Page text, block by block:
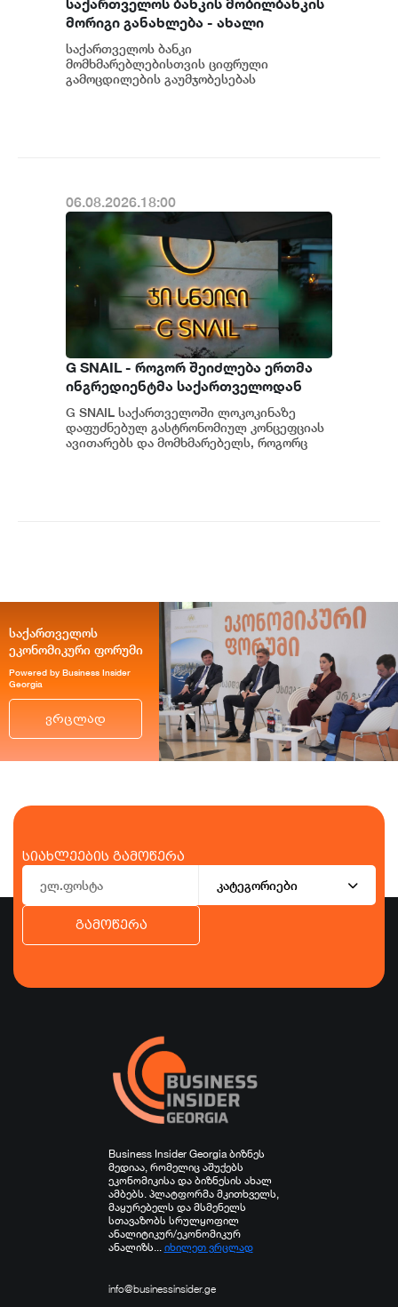
საქართველოს ბანკის მობილბანკის
მორიგი განახლება - ახალი
შესაძლებლობები
მომხმარებლებისთვის
საქართველოს ბანკი
მომხმარებლებისთვის ციფრული
გამოცდილების გაუმჯობესებას
06.08.2026.18:00
G SNAIL - როგორ შეიძლება ერთმა
ინგრედიენტმა საქართველოდან
საერთაშორისო კულინარიულ
კონცეფციას ჩაუყაროს საფუძველი
G SNAIL საქართველოში ლოკოკინაზე
დაფუძნებულ გასტრონომიულ კონცეფციას
ავითარებს და მომხმარებელს, როგორც
საქართველოს
ეკონომიკური ფორუმი
Powered by Business Insider
Georgia
ვრცლად
სიახლეების გამოწერა
კატეგორიები
გამოწერა
Business Insider Georgia ბიზნეს
მედიაა, რომელიც აშუქებს
ეკონომიკისა და ბიზნესის ახალ
ამბებს. პლატფორმა მკითხველს,
მაყურებელს და მსმენელს
სთავაზობს სრულყოფილ
ანალიტიკურ/ეკონომიკურ
ანალიზს... იხილეთ ვრცლად
info@businessinsider.ge